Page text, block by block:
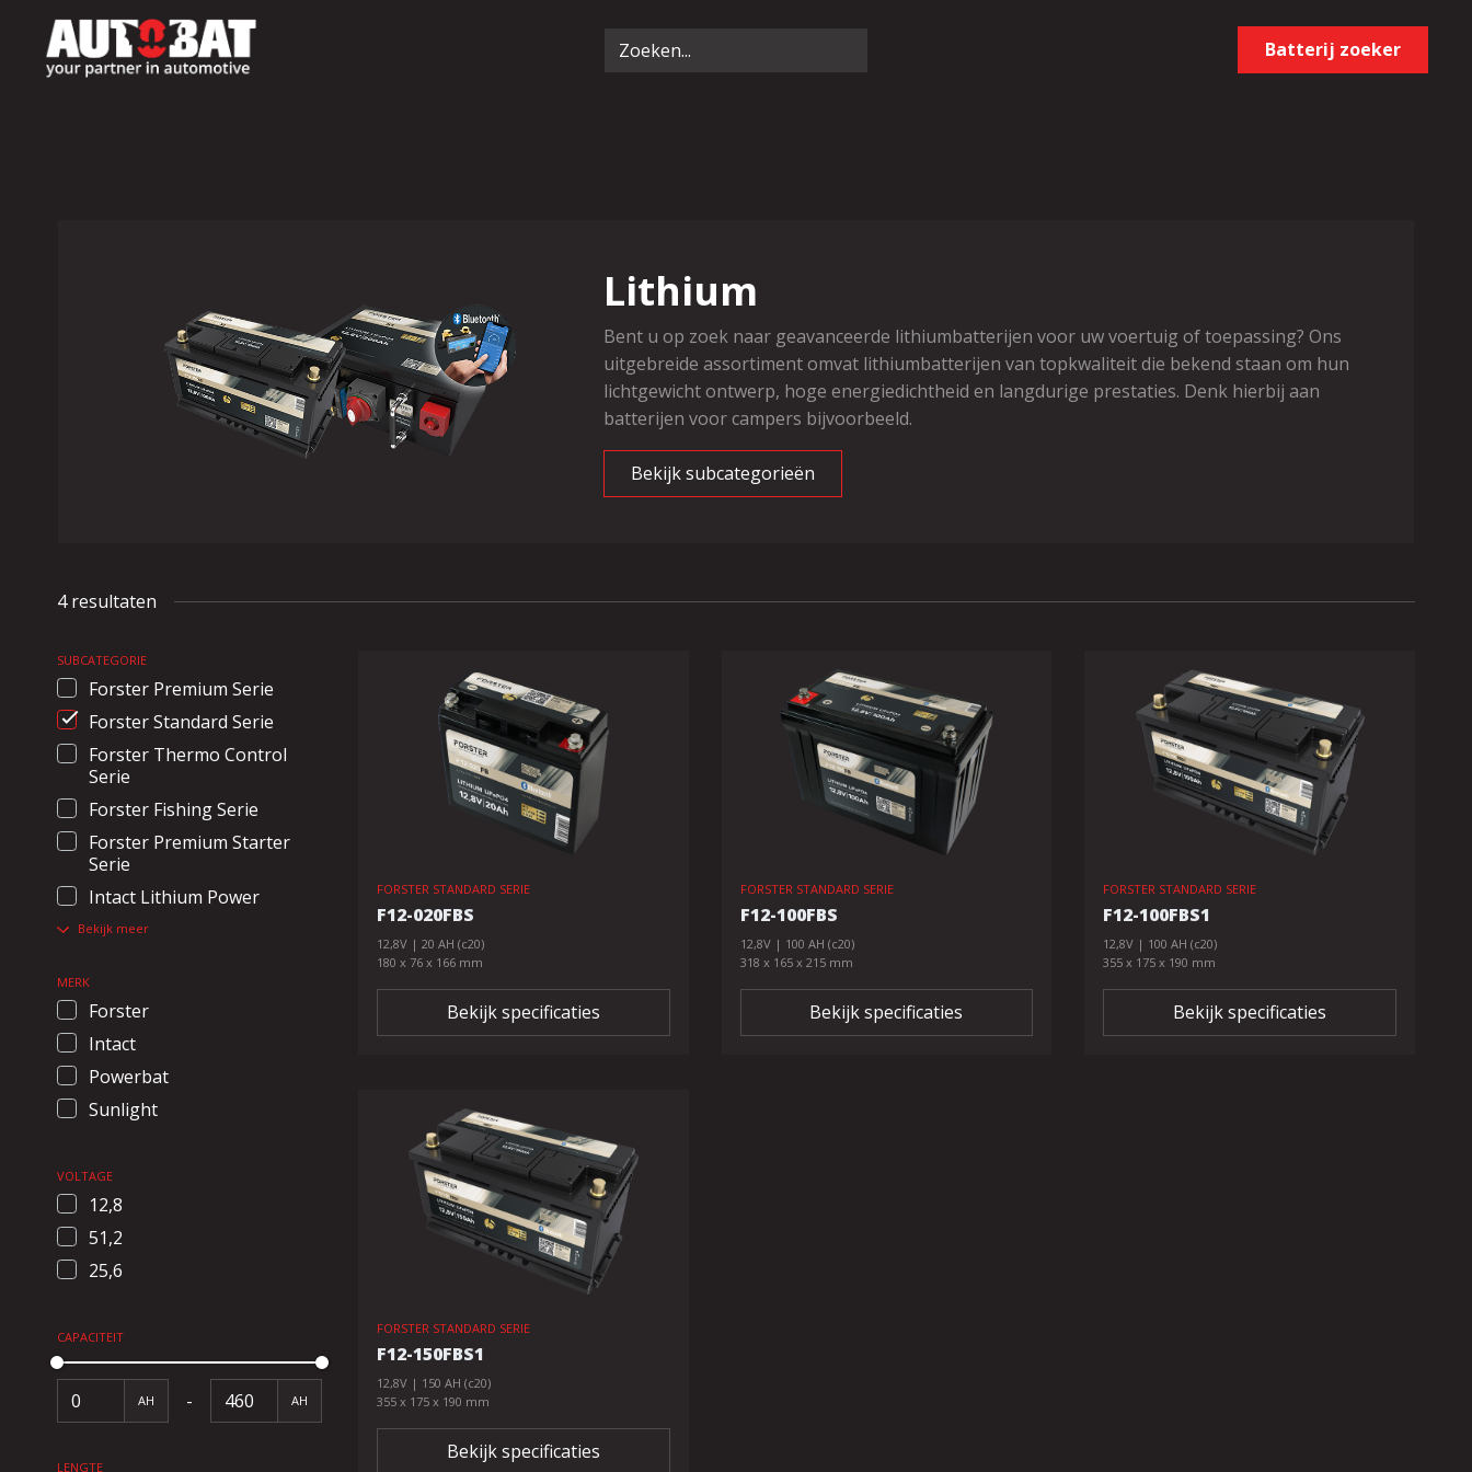
Batterij zoeker
Lithium
Bent u op zoek naar geavanceerde lithiumbatterijen voor uw voertuig of toepassing? Ons
uitgebreide assortiment omvat lithiumbatterijen van topkwaliteit die bekend staan om hun
lichtgewicht ontwerp, hoge energiedichtheid en langdurige prestaties. Denk hierbij aan
batterijen voor campers bijvoorbeeld.
Bekijk subcategorieën
4 resultaten
SUBCATEGORIE
Forster Premium Serie
Forster Standard Serie
Forster Thermo Control
Serie
Forster Fishing Serie
Forster Premium Starter
Serie
Intact Lithium Power
Bekijk meer
MERK
Forster
Intact
Powerbat
Sunlight
VOLTAGE
12,8
51,2
25,6
CAPACITEIT
AH - AH
LENGTE
FORSTER STANDARD SERIE
F12-020FBS
12,8V | 20 AH (c20)
180 x 76 x 166 mm
Bekijk specificaties
FORSTER STANDARD SERIE
F12-100FBS
12,8V | 100 AH (c20)
318 x 165 x 215 mm
Bekijk specificaties
FORSTER STANDARD SERIE
F12-100FBS1
12,8V | 100 AH (c20)
355 x 175 x 190 mm
Bekijk specificaties
FORSTER STANDARD SERIE
F12-150FBS1
12,8V | 150 AH (c20)
355 x 175 x 190 mm
Bekijk specificaties